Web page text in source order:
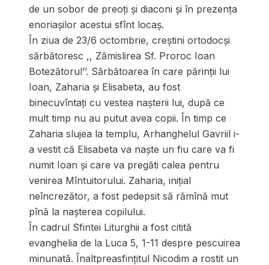
de un sobor de preoți și diaconi și în prezența
enoriașilor acestui sfînt locaș.
În ziua de 23/6 octombrie, creștini ortodocși
sărbătoresc ,, Zămislirea Sf. Proroc Ioan
Botezătorul’’. Sărbătoarea în care părinții lui
Ioan, Zaharia și Elisabeta, au fost
binecuvîntați cu vestea nașterii lui, după ce
mult timp nu au putut avea copii. În timp ce
Zaharia slujea la templu, Arhanghelul Gavriil i-
a vestit că Elisabeta va naște un fiu care va fi
numit Ioan și care va pregăti calea pentru
venirea Mîntuitorului. Zaharia, inițial
neîncrezător, a fost pedepsit să rămînă mut
pînă la nașterea copilului.
În cadrul Sfintei Liturghii a fost citită
evanghelia de la Luca 5, 1-11 despre pescuirea
minunată. Înaltpreasfințitul Nicodim a rostit un